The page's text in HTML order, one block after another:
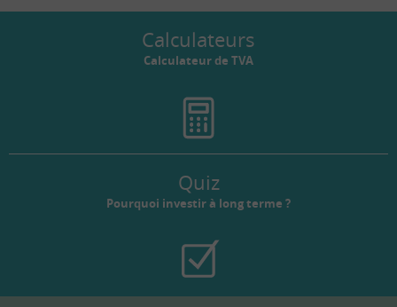
Calculateurs
Calculateur de TVA
Quiz
Pourquoi investir à long terme ?